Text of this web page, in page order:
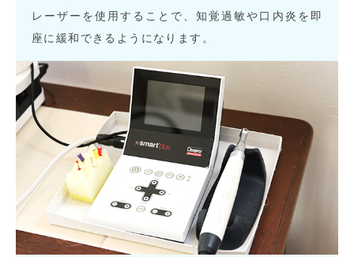
レーザーを使用することで、知覚過敏や口内炎を即
座に緩和できるようになります。